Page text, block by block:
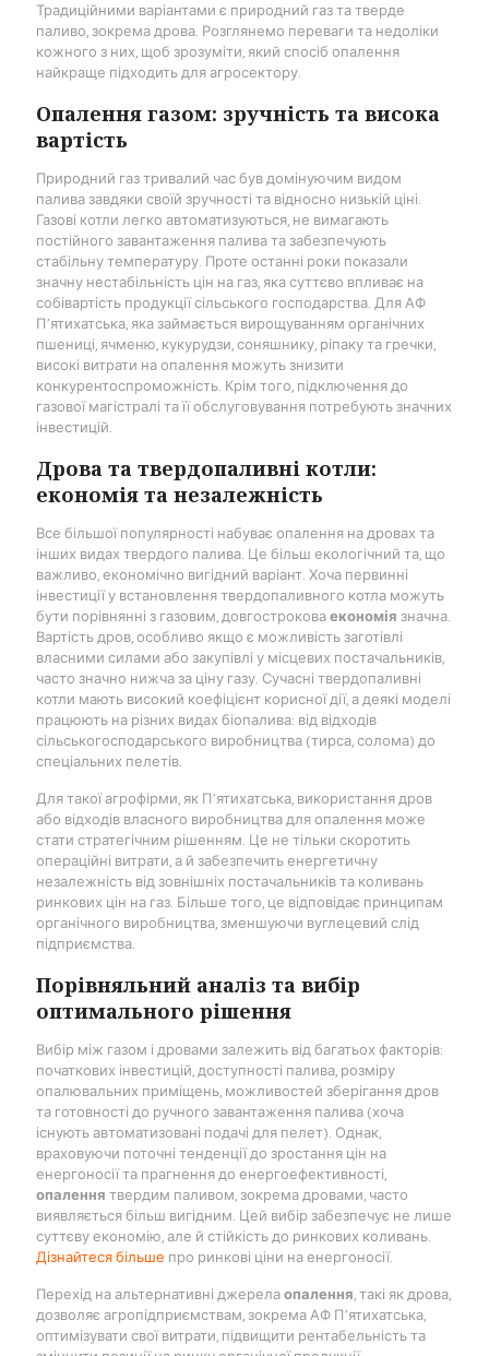
Традиційними варіантами є природний газ та тверде
паливо, зокрема дрова. Розглянемо переваги та недоліки
кожного з них, щоб зрозуміти, який спосіб опалення
найкраще підходить для агросектору.
Опалення газом: зручність та висока
вартість
Природний газ тривалий час був домінуючим видом
палива завдяки своїй зручності та відносно низькій ціні.
Газові котли легко автоматизуються, не вимагають
постійного завантаження палива та забезпечують
стабільну температуру. Проте останні роки показали
значну нестабільність цін на газ, яка суттєво впливає на
собівартість продукції сільського господарства. Для АФ
П’ятихатська, яка займається вирощуванням органічних
пшениці, ячменю, кукурудзи, соняшнику, ріпаку та гречки,
високі витрати на опалення можуть знизити
конкурентоспроможність. Крім того, підключення до
газової магістралі та її обслуговування потребують значних
інвестицій.
Дрова та твердопаливні котли:
економія та незалежність
Все більшої популярності набуває опалення на дровах та
інших видах твердого палива. Це більш екологічний та, що
важливо, економічно вигідний варіант. Хоча первинні
інвестиції у встановлення твердопаливного котла можуть
бути порівнянні з газовим, довгостроковаекономія значна.
Вартість дров, особливо якщо є можливість заготівлі
власними силами або закупівлі у місцевих постачальників,
часто значно нижча за ціну газу. Сучасні твердопаливні
котли мають високий коефіцієнт корисної дії, а деякі моделі
працюють на різних видах біопалива: від відходів
сільськогосподарського виробництва (тирса, солома) до
спеціальних пелетів.
Для такої агрофірми, як П’ятихатська, використання дров
або відходів власного виробництва для опалення може
стати стратегічним рішенням. Це не тільки скоротить
операційні витрати, а й забезпечить енергетичну
незалежність від зовнішніх постачальників та коливань
ринкових цін на газ. Більше того, це відповідає принципам
органічного виробництва, зменшуючи вуглецевий слід
підприємства.
Порівняльний аналіз та вибір
оптимального рішення
Вибір між газом і дровами залежить від багатьох факторів:
початкових інвестицій, доступності палива, розміру
опалювальних приміщень, можливостей зберігання дров
та готовності до ручного завантаження палива (хоча
існують автоматизовані подачі для пелет). Однак,
враховуючи поточні тенденції до зростання цін на
енергоносії та прагнення до енергоефективності,
опалення твердим паливом, зокрема дровами, часто
виявляється більш вигідним. Цей вибір забезпечує не лише
суттєву економію, але й стійкість до ринкових коливань.
Дізнайтеся більше про ринкові ціни на енергоносії.
Перехід на альтернативні джерелаопалення, такі як дрова,
дозволяє агропідприємствам, зокрема АФ П’ятихатська,
оптимізувати свої витрати, підвищити рентабельність та